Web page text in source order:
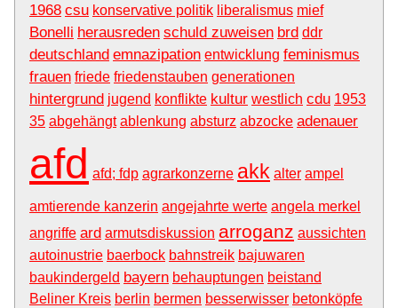
1968 csu konservative politik liberalismus mief
Bonelli herausreden schuld zuweisen brd ddr
deutschland emnazipation entwicklung feminismus
frauen friede friedenstauben generationen
hintergrund jugend konflikte kultur westlich cdu 1953
35 abgehängt ablenkung absturz abzocke adenauer
afd afd; fdp agrarkonzerne akk alter ampel
amtierende kanzerin angejahrte werte angela merkel
angriffe ard armutsdiskussion arroganz aussichten
autoinustrie baerbock bahnstreik bajuwaren
baukindergeld bayern behauptungen beistand
Beliner Kreis berlin bermen besserwisser betonköpfe